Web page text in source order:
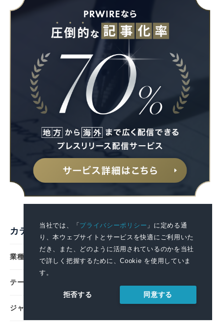
当社では、「プライバシーポリシー 」に定める通
り、本ウェブサイトとサービスを快適にご利用いた
だき、また、どのように活用されているのかを当社
で詳しく把握するために、Cookie を使用していま
す。
拒否する 同意する
カテゴリ検索
業種
テーマ
ジャンル